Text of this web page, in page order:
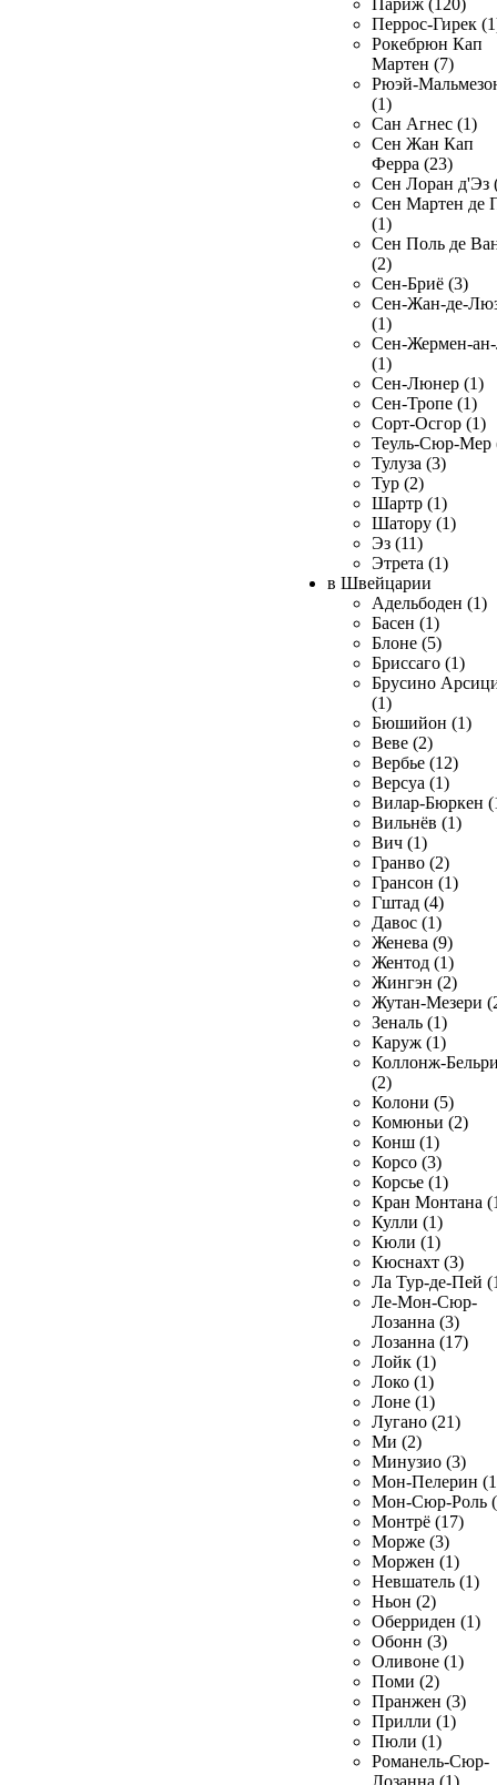
Париж (120)
Перрос-Гирек
Рокебрюн Кап
Мартен (7)
Рюэй-
(1)
Сан Агнес (1)
Сен Жан Кап
Ферра (23)
Сен Лоран д'Эз
Сен Мартен де
(1)
Сен Поль де
(2)
Сен-Бриё (3)
Сен-Жан-де-
(1)
Сен-Жермен-
(1)
Сен-Люнер (1)
Сен-Тропе (1)
Сорт-Осгор (1)
Теуль-Сюр-Мер
Тулуза (3)
Тур (2)
Шартр (1)
Шатору (1)
Эз (11)
Этрета (1)
в Швейцарии
Адельбоден (1)
Басен (1)
Блоне (5)
Бриссаго (1)
Брусино
(1)
Бюшийон (1)
Веве (2)
Вербье (12)
Версуа (1)
Вилар-Бюркен
Вильнёв (1)
Вич (1)
Гранво (2)
Грансон (1)
Гштад (4)
Давос (1)
Женева (9)
Жентод (1)
Жингэн (2)
Жутан-Мезери
Зеналь (1)
Каруж (1)
Коллонж-
(2)
Колони (5)
Комюньи (2)
Конш (1)
Корсо (3)
Корсье (1)
Кран Монтана
Кулли (1)
Кюли (1)
Кюснахт (3)
Ла Тур-де-Пей
Ле-Мон-Сюр-
Лозанна (3)
Лозанна (17)
Лойк (1)
Локо (1)
Лоне (1)
Лугано (21)
Ми (2)
Минузио (3)
Мон-Пелерин
Мон-Сюр-Роль
Монтрё (17)
Морже (3)
Моржен (1)
Невшатель (1)
Ньон (2)
Оберриден (1)
Обонн (3)
Оливоне (1)
Поми (2)
Пранжен (3)
Прилли (1)
Пюли (1)
Романель-Сюр-
Лозанна (1)